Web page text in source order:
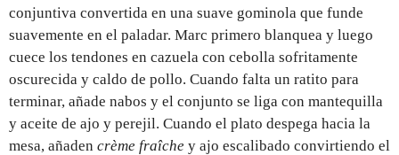
conjuntiva convertida en una suave gominola que funde
suavemente en el paladar. Marc primero blanquea y luego
cuece los tendones en cazuela con cebolla sofritamente
oscurecida y caldo de pollo. Cuando falta un ratito para
terminar, añade nabos y el conjunto se liga con mantequilla
y aceite de ajo y perejil. Cuando el plato despega hacia la
mesa, añaden crème fraîche y ajo escalibado convirtiendo el